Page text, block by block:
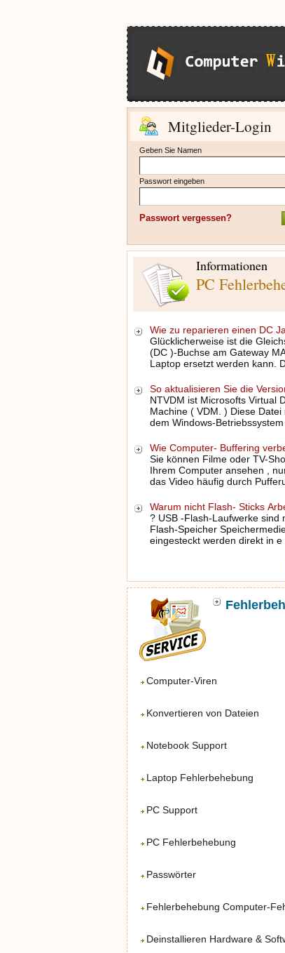
Mitglieder-Login
Geben Sie Namen
Passwort eingeben
Passwort vergessen?
Informationen
PC
Wie zu reparieren einen DC
Glücklicherweise ist die
(DC )-Buchse am Gateway
Laptop ersetzt werden kann.
So aktualisieren Sie die
NTVDM ist Microsofts Virtual
Machine ( VDM. ) Diese Datei
dem Windows-
Wie Computer- Buffering
Sie können Filme oder TV-
Ihrem Computer ansehen ,
das Video häufig durch
Warum nicht Flash- Sticks
? USB -Flash-Laufwerke sind
Flash-Speicher
eingesteckt werden direkt in e
Computer-Viren
Konvertieren von Dateien
Notebook Support
Laptop Fehlerbehebung
PC Support
PC Fehlerbehebung
Passwörter
Fehlerbehebung Computer-
Deinstallieren Hardware &